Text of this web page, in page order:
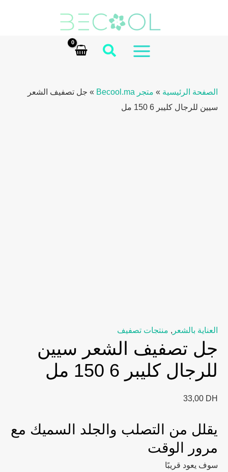
MAIN
الصفحة الرئيسية » متجر Becool.ma » جل تصفيف الشعر
سيين للرجال كليبر 6 150 مل
العناية بالشعر , منتجات تصفيف
جل تصفيف الشعر سيين
للرجال كليبر 6 150 مل
33,00 DH
يقلل من التصلب والجلد السميك مع
مرور الوقت
سوف يعود قريبًا